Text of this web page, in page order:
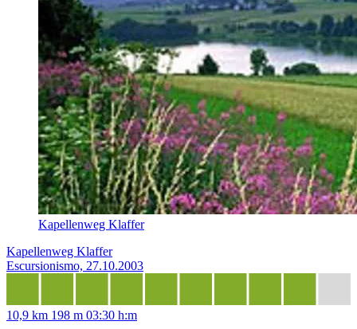
Kapellenweg Klaffer
Kapellenweg Klaffer
Escursionismo, 27.10.2003
10,9 km 198 m 03:30 h:m